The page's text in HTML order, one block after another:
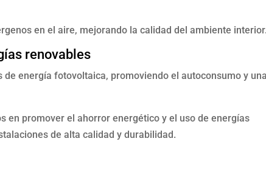
en el aire, mejorando la calidad del ambiente interior.
renovables
energía fotovoltaica, promoviendo el autoconsumo y una
en promover el ahorror energético y el uso de energías
de alta calidad y durabilidad.